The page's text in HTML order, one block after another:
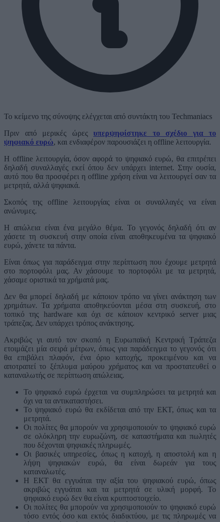
Το κείμενο της σύνοψης ελέγχεται από συντάκτη του Techmaniacs
Πριν από μερικές ώρες υπερψηφίστηκε το σχέδιο για το
ψηφιακό ευρώ, και ενδιαφέρον παρουσιάζει η offline λειτουργία.
Η offline λειτουργία, όσον αφορά το ψηφιακό ευρώ, θα επιτρέπει
δηλαδή συναλλαγές εκεί όπου δεν υπάρχει internet. Στην ουσία,
αυτό που θα προσφέρει η offline χρήση είναι να λειτουργεί σαν τα
μετρητά, αλλά ψηφιακά.
Σκοπός της offline λειτουργίας είναι οι συναλλαγές να είναι
ανώνυμες.
Η απώλεια είναι ένα μεγάλο θέμα. Το γεγονός δηλαδή ότι αν
χάσετε τη συσκευή στην οποία είναι αποθηκευμένα τα ψηφιακό
ευρώ, χάνετε τα πάντα.
Είναι όπως για παράδειγμα στην περίπτωση που έχουμε μετρητά
στο πορτοφόλι μας. Αν χάσουμε το πορτοφόλι με τα μετρητά,
χάσαμε οριστικά τα χρήματά μας.
Δεν θα μπορεί δηλαδή με κάποιον τρόπο να γίνει ανάκτηση των
χρημάτων. Τα χρήματα αποθηκεύονται μέσα στη συσκευή, στο
τοπικό της hardware και όχι σε κάποιον κεντρικό server μιας
τράπεζας. Δεν υπάρχει τρόπος ανάκτησης.
Ακριβώς γι αυτό τον σκοπό η Ευρωπαϊκή Κεντρική Τράπεζα
ετοιμάζει μία σειρά μέτρων, όπως για παράδειγμα το γεγονός ότι
θα επιβάλει πλαφόν, ένα όριο κατοχής, προκειμένου και να
αποτραπεί το ξέπλυμα μαύρου χρήματος και να προστατευθεί ο
καταναλωτής σε περίπτωση απώλειας.
Το ψηφιακό ευρώ έρχεται να συμπληρώσει τα μετρητά και
όχι να τα αντικαταστήσει.
Το ψηφιακό ευρώ θα εκδίδεται από την ΕΚΤ, όπως και τα
μετρητά.
Οι πολίτες θα μπορούν να χρησιμοποιούν το ψηφιακό ευρώ
σε ολόκληρη την ευρωζώνη, σε καταστήματα και πωλητές
που δέχονται ψηφιακές πληρωμές.
Οι βασικές υπηρεσίες, όπως η κατοχή, η αποστολή και η
λήψη ψηφιακών ευρώ, θα είναι δωρεάν για τους
καταναλωτές.
Η ΕΚΤ θα εγγυάται την αξία του ψηφιακού ευρώ, όπως
ακριβώς εγγυάται και τα μετρητά σε υλική μορφή. Το
ψηφιακό ευρώ δεν θα είναι κρυπτοστοιχείο.
Οι πολίτες θα μπορούν να χρησιμοποιούν το ψηφιακό ευρώ
τόσο εντός όσο και εκτός διαδικτύου, με τις πληρωμές να